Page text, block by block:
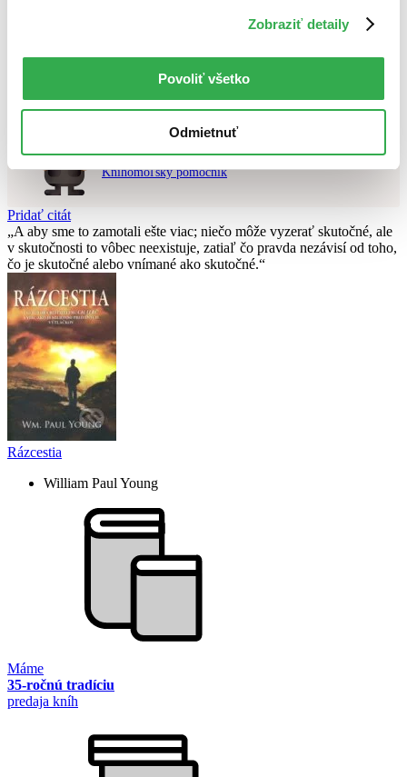
Zobraziť detaily
Povoliť všetko
Odmietnuť
Nebol nájdenýžiadny titulvyhovujúci zadaným podmienkam.
Skúste prosím zmeniť vyhľadávaný výraz.
Chcete poradiť knihu?
Náš pomocník Sherlock vám ju s radosťou vypátra!
Knihomoľský pomocník
Pridať citát
A aby sme to zamotali ešte viac; niečo môže vyzerať skutočné, ale
v skutočnosti to vôbec neexistuje, zatiaľ čo pravda nezávisí od toho,
čo je skutočné alebo vnímané ako skutočné.
Rázcestia
William Paul Young
Máme
35-ročnú tradíciu
predaja kníh